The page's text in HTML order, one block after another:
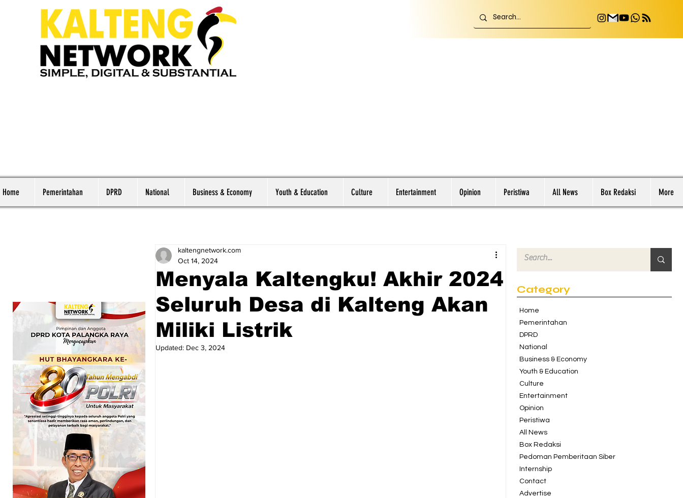
Home Pemerintahan DPRD National Business & Economy Youth & Education Culture Entertainment Opinion Peristiwa All News Box Redaksi More
Menyala Kaltengku! Akhir 2024
Seluruh Desa di Kalteng Akan
Miliki Listrik
kaltengnetwork.com
Oct 14, 2024
Updated: Dec 3, 2024
Category
Home
Pemerintahan
DPRD
National
Business & Economy
Youth & Education
Culture
Entertainment
Opinion
Peristiwa
All News
Box Redaksi
Pedoman Pemberitaan Siber
Internship
Contact
Advertise